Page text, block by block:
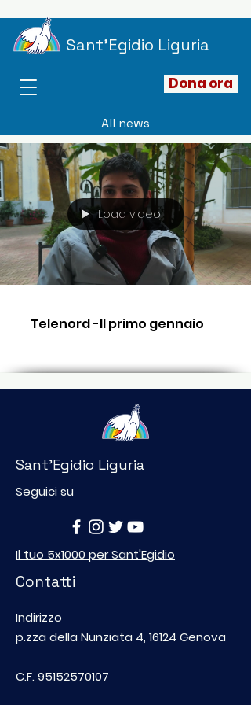
Dona ora
Sant'Egidio Liguria
All news
Load video
Telenord -Il primo gennaio
Sant'Egidio Liguria
Seguici su
Il tuo 5x1000 per Sant'Egidio
Contatti
Indirizzo
p.zza della Nunziata 4, 16124 Genova
C.F. 95152570107